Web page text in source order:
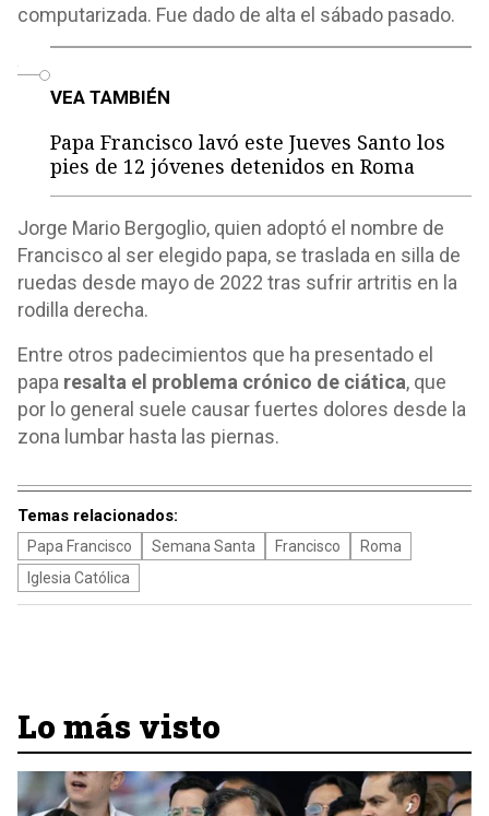
computarizada. Fue dado de alta el sábado pasado.
VEA TAMBIÉN
Papa Francisco lavó este Jueves Santo los
pies de 12 jóvenes detenidos en Roma
Jorge Mario Bergoglio, quien adoptó el nombre de
Francisco al ser elegido papa, se traslada en silla de
ruedas desde mayo de 2022 tras sufrir artritis en la
rodilla derecha.
Entre otros padecimientos que ha presentado el
papa resalta el problema crónico de ciática, que
por lo general suele causar fuertes dolores desde la
zona lumbar hasta las piernas.
Temas relacionados:
Papa Francisco Semana Santa Francisco
Roma
Iglesia Católica
Lo más visto